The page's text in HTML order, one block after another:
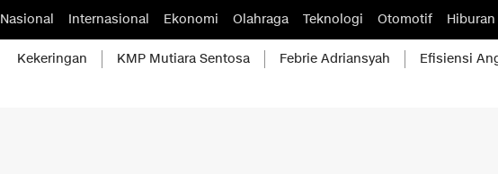
Nasional Internasional Ekonomi Olahraga Teknologi Otomotif Hiburan
Kekeringan KMP Mutiara Sentosa Febrie Adriansyah Efisiensi